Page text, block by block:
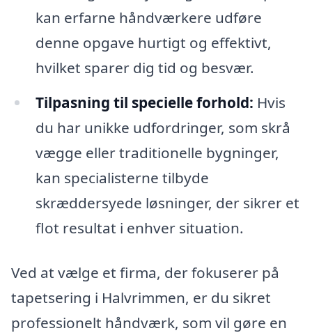
kan erfarne håndværkere udføre
denne opgave hurtigt og effektivt,
hvilket sparer dig tid og besvær.
Tilpasning til specielle forhold: Hvis
du har unikke udfordringer, som skrå
vægge eller traditionelle bygninger,
kan specialisterne tilbyde
skræddersyede løsninger, der sikrer et
flot resultat i enhver situation.
Ved at vælge et firma, der fokuserer på
tapetsering i Halvrimmen, er du sikret
professionelt håndværk, som vil gøre en